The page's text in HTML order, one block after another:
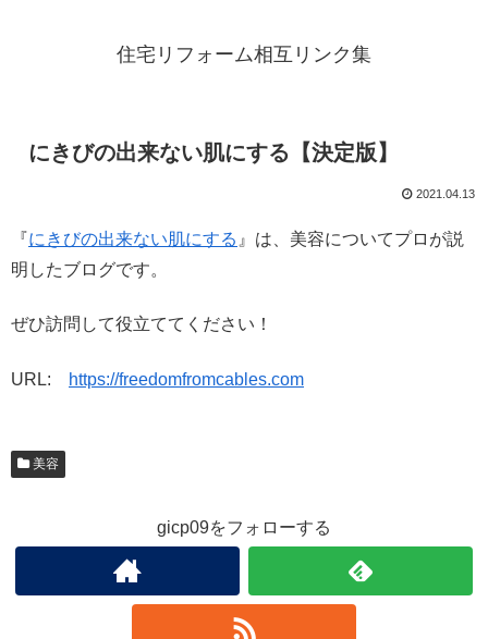
住宅リフォーム相互リンク集
にきびの出来ない肌にする【決定版】
2021.04.13
『にきびの出来ない肌にする 』は、美容についてプロが説
明したブログです。
ぜひ訪問して役立ててください！
URL: https://freedomfromcables.com
美容
gicp09をフォローする